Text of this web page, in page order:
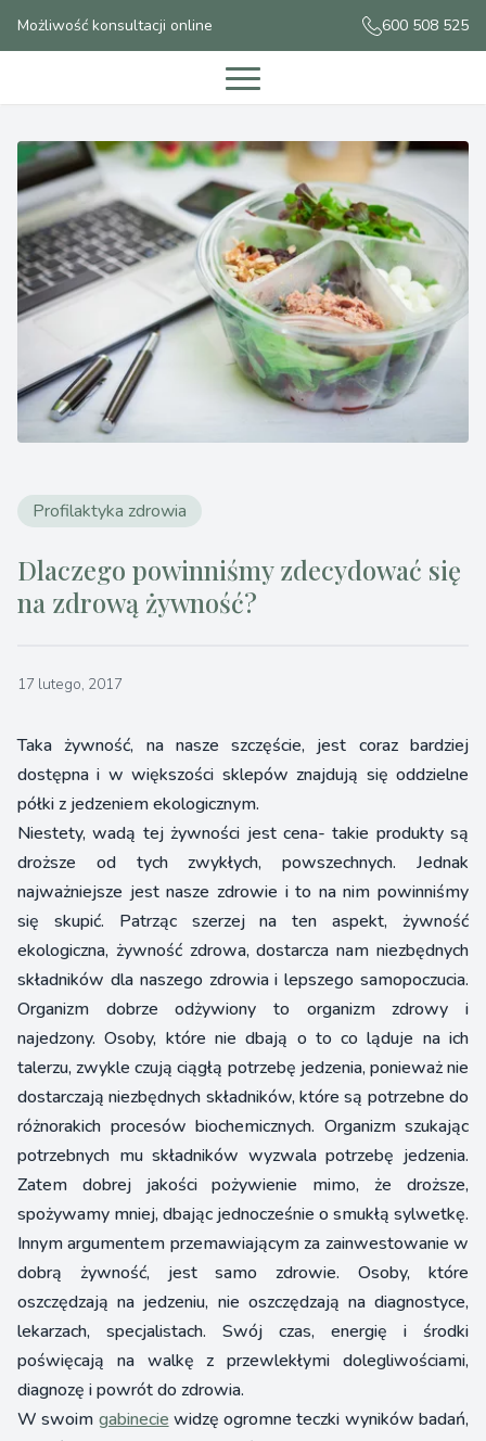
Możliwość konsultacji online 600 508 525
Profilaktyka zdrowia
Dlaczego powinniśmy zdecydować się
na zdrową żywność?
17 lutego, 2017
Taka żywność, na nasze szczęście, jest coraz bardziej
dostępna i w większości sklepów znajdują się oddzielne
półki z jedzeniem ekologicznym.
Niestety, wadą tej żywności jest cena- takie produkty są
droższe od tych zwykłych, powszechnych. Jednak
najważniejsze jest nasze zdrowie i to na nim powinniśmy
się skupić. Patrząc szerzej na ten aspekt, żywność
ekologiczna, żywność zdrowa, dostarcza nam niezbędnych
składników dla naszego zdrowia i lepszego samopoczucia.
Organizm dobrze odżywiony to organizm zdrowy i
najedzony. Osoby, które nie dbają o to co ląduje na ich
talerzu, zwykle czują ciągłą potrzebę jedzenia, ponieważ nie
dostarczają niezbędnych składników, które są potrzebne do
różnorakich procesów biochemicznych. Organizm szukając
potrzebnych mu składników wyzwala potrzebę jedzenia.
Zatem dobrej jakości pożywienie mimo, że droższe,
spożywamy mniej, dbając jednocześnie o smukłą sylwetkę.
Innym argumentem przemawiającym za zainwestowanie w
dobrą żywność, jest samo zdrowie. Osoby, które
oszczędzają na jedzeniu, nie oszczędzają na diagnostyce,
lekarzach, specjalistach. Swój czas, energię i środki
poświęcają na walkę z przewlekłymi dolegliwościami,
diagnozę i powrót do zdrowia.
W swoim gabinecie widzę ogromne teczki wyników badań,